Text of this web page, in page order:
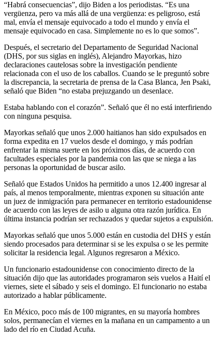
“Habrá consecuencias”, dijo Biden a los periodistas. “Es una
vergüenza, pero va más allá de una vergüenza: es peligroso, está
mal, envía el mensaje equivocado a todo el mundo y envía el
mensaje equivocado en casa. Simplemente no es lo que somos”.
Después, el secretario del Departamento de Seguridad Nacional
(DHS, por sus siglas en inglés), Alejandro Mayorkas, hizo
declaraciones cautelosas sobre la investigación pendiente
relacionada con el uso de los caballos. Cuando se le preguntó sobre
la discrepancia, la secretaria de prensa de la Casa Blanca, Jen Psaki,
señaló que Biden “no estaba prejuzgando un desenlace.
Estaba hablando con el corazón”. Señaló que él no está interfiriendo
con ninguna pesquisa.
Mayorkas señaló que unos 2.000 haitianos han sido expulsados en
forma expedita en 17 vuelos desde el domingo, y más podrían
enfrentar la misma suerte en los próximos días, de acuerdo con
facultades especiales por la pandemia con las que se niega a las
personas la oportunidad de buscar asilo.
Señaló que Estados Unidos ha permitido a unos 12.400 ingresar al
país, al menos temporalmente, mientras exponen su situación ante
un juez de inmigración para permanecer en territorio estadounidense
de acuerdo con las leyes de asilo u alguna otra razón jurídica. En
última instancia podrían ser rechazados y quedar sujetos a expulsión.
Mayorkas señaló que unos 5.000 están en custodia del DHS y están
siendo procesados para determinar si se les expulsa o se les permite
solicitar la residencia legal. Algunos regresaron a México.
Un funcionario estadounidense con conocimiento directo de la
situación dijo que las autoridades programaron seis vuelos a Haití el
viernes, siete el sábado y seis el domingo. El funcionario no estaba
autorizado a hablar públicamente.
En México, poco más de 100 migrantes, en su mayoría hombres
solos, permanecían el viernes en la mañana en un campamento a un
lado del río en Ciudad Acuña.